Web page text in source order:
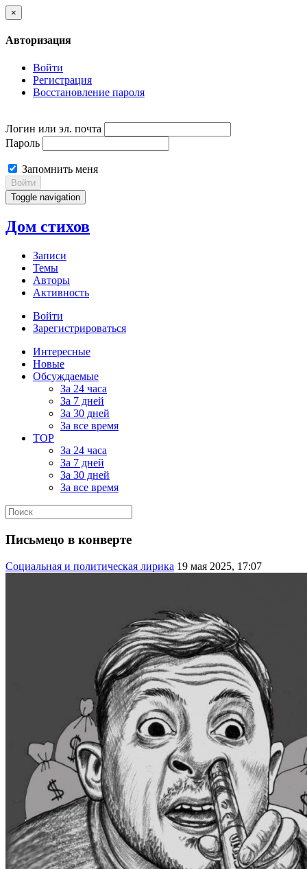
×
Авторизация
Войти
Регистрация
Восстановление пароля
Логин или эл. почта
Пароль
Запомнить меня
Войти
Toggle navigation
Дом стихов
Записи
Темы
Авторы
Активность
Войти
Зарегистрироваться
Интересные
Новые
Обсуждаемые
За 24 часа
За 7 дней
За 30 дней
За все время
TOP
За 24 часа
За 7 дней
За 30 дней
За все время
Письмецо в конверте
Социальная и политическая лирика 19 мая 2025, 17:07